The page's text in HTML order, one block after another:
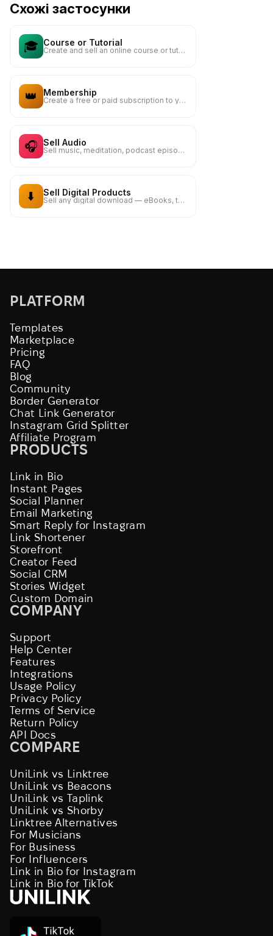
Схожі застосунки
🎓 Course or Tutorial
Create and sell an online course or tutorial
👑 Membership
Create a free or paid subscription to your content
🎧 Sell Audio
Sell music, meditation, podcast episode or any audio file
⬇️ Sell Digital Products
Sell any digital download — eBooks, templates, printables, and more
PLATFORM
Templates
Marketplace
Pricing
FAQ
Blog
Community
Border Generator
Chat Link Generator
Instagram Grid Splitter
Affiliate Program
PRODUCTS
Link in Bio
Instant Pages
Social Planner
Email Marketing
Smart Reply for Instagram
Link Shortener
Storefront
Creator Feed
Social CRM
Stories Widget
Custom Domain
COMPANY
Support
Help Center
Features
Integrations
Usage Policy
Privacy Policy
Terms of Service
Return Policy
API Docs
COMPARE
UniLink vs Linktree
UniLink vs Beacons
UniLink vs Taplink
UniLink vs Shorby
Linktree Alternatives
For Musicians
For Business
For Influencers
Link in Bio for Instagram
Link in Bio for TikTok